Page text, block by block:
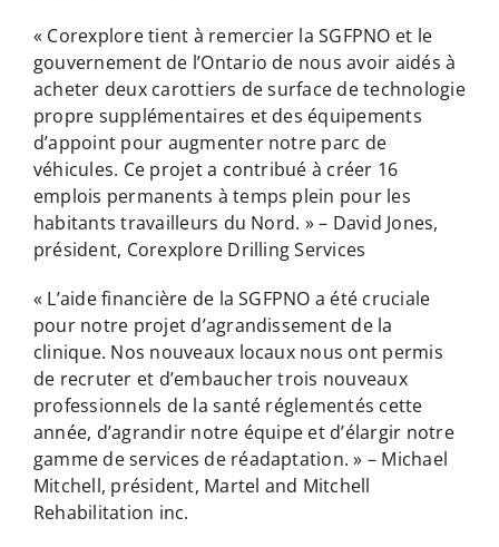
« Corexplore tient à remercier la SGFPNO et le
gouvernement de l’Ontario de nous avoir aidés à
acheter deux carottiers de surface de technologie
propre supplémentaires et des équipements
d’appoint pour augmenter notre parc de
véhicules. Ce projet a contribué à créer 16
emplois permanents à temps plein pour les
habitants travailleurs du Nord. » – David Jones,
président, Corexplore Drilling Services
« L’aide financière de la SGFPNO a été cruciale
pour notre projet d’agrandissement de la
clinique. Nos nouveaux locaux nous ont permis
de recruter et d’embaucher trois nouveaux
professionnels de la santé réglementés cette
année, d’agrandir notre équipe et d’élargir notre
gamme de services de réadaptation. » – Michael
Mitchell, président, Martel and Mitchell
Rehabilitation inc.